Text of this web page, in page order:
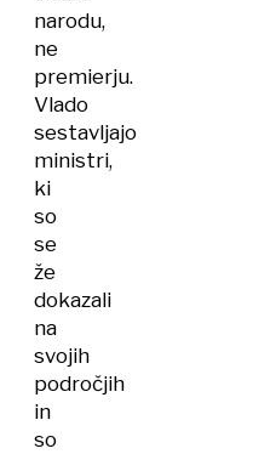
narodu,
ne
premierju.
Vlado
sestavljajo
ministri,
ki
so
se
že
dokazali
na
svojih
področjih
in
so